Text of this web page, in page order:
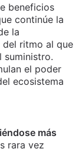
beneficios
continúe la
la
ritmo al que
suministro.
el poder
ecosistema
más
rara vez